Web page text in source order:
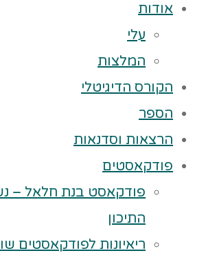
אודות
עלי
המלצות
הקורס הדיגיטלי
הספר
הרצאות וסדנאות
פודקאסטים
פודקאסט בנת חלאל –
התיכון
ריאיונות לפודקאסטים